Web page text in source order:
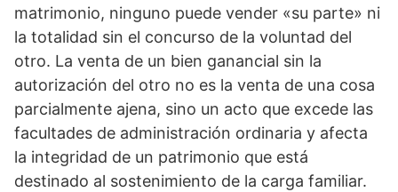
matrimonio, ninguno puede vender «su parte» ni
la totalidad sin el concurso de la voluntad del
otro. La venta de un bien ganancial sin la
autorización del otro no es la venta de una cosa
parcialmente ajena, sino un acto que excede las
facultades de administración ordinaria y afecta
la integridad de un patrimonio que está
destinado al sostenimiento de la carga familiar.